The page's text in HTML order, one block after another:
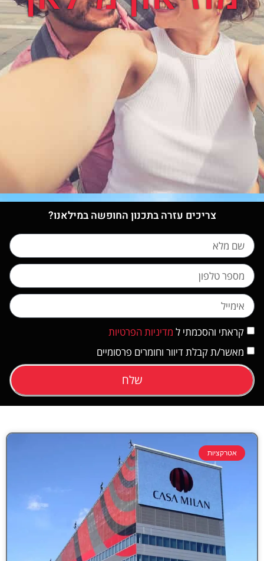
צריכים עזרה בתכנון החופשה במילאנו?
קראתי והסכמתי ל מדיניות הפרטיות
מאשר/ת קבלת דיוור וחומרים פרסומיים
שלח
אטרקציות